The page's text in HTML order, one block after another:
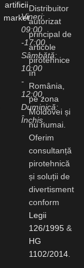
-
Vineri:
09:00
-17:00,
Sâmbătă:
10:00
-
12:00,
Duminică:
Închis.
Distribuitor
autorizat
principal de
articole
pirotehnice
în
România,
pe zona
Moldovei și
nu numai.
Oferim
consultanță
pirotehnică
și soluții de
divertisment
conform
Legii
126/1995 &
HG
1102/2014.